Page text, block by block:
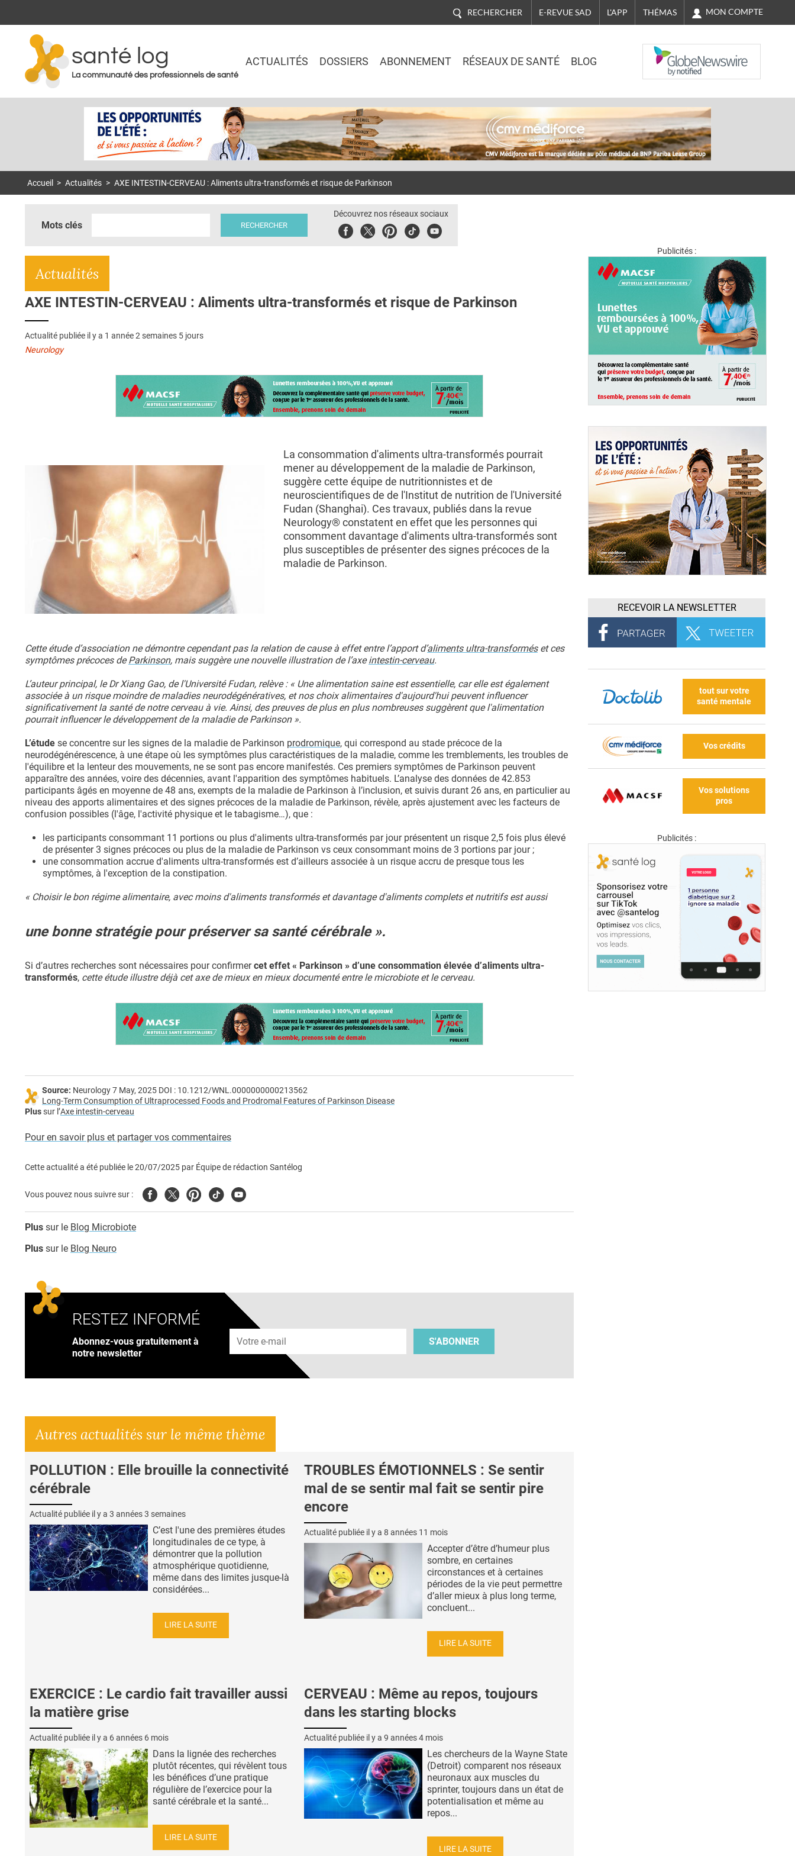
RECHERCHER E-REVUE SAD L'APP THÉMAS MON COMPTE
santé log
La communauté des professionnels de santé
ACTUALITÉS DOSSIERS ABONNEMENT RÉSEAUX DE SANTÉ BLOG
NASDAQ
Accueil > Actualités > AXE INTESTIN-CERVEAU : Aliments ultra-transformés et risque de Parkinson
Mots clés
Découvrez nos réseaux sociaux
FacebookTwitterPinterest
TiktokYoubute
Actualités
AXE INTESTIN-CERVEAU : Aliments ultra-transformés et risque de Parkinson
Actualité publiée il y a 1 année 2 semaines 5 jours
Neurology
La consommation d'aliments ultra-transformés pourrait
mener au développement de la maladie de Parkinson,
suggère cette équipe de nutritionnistes et de
neuroscientifiques de de l'Institut de nutrition de l'Université
Fudan (Shanghai). Ces travaux, publiés dans la revue
Neurology® constatent en effet que les personnes qui
consomment davantage d'aliments ultra-transformés sont
plus susceptibles de présenter des signes précoces de la
maladie de Parkinson.
Cette étude d’association ne démontre cependant pas la relation de cause à effet entre l’apport d’aliments ultra-transforméset ces
symptômes précoces deParkinson, mais suggère une nouvelle illustration de l’axeintestin-cerveau.
L’auteur principal, le Dr Xiang Gao, de l'Université Fudan, relève : « Une alimentation saine est essentielle, car elle est également
associée à un risque moindre de maladies neurodégénératives, et nos choix alimentaires d'aujourd'hui peuvent influencer
significativement la santé de notre cerveau à vie. Ainsi, des preuves de plus en plus nombreuses suggèrent que l'alimentation
pourrait influencer le développement de la maladie de Parkinson ».
L’étude se concentre sur les signes de la maladie de Parkinson prodromique, qui correspond au stade précoce de la
neurodégénérescence, à une étape où les symptômes plus caractéristiques de la maladie, comme les tremblements, les troubles de
l'équilibre et la lenteur des mouvements, ne se sont pas encore manifestés. Ces premiers symptômes de Parkinson peuvent
apparaître des années, voire des décennies, avant l'apparition des symptômes habituels. L’analyse des données de 42.853
participants âgés en moyenne de 48 ans, exempts de la maladie de Parkinson à l’inclusion, et suivis durant 26 ans, en particulier au
niveau des apports alimentaires et des signes précoces de la maladie de Parkinson, révèle, après ajustement avec les facteurs de
confusion possibles (l'âge, l'activité physique et le tabagisme…), que :
les participants consommant 11 portions ou plus d'aliments ultra-transformés par jour présentent un risque 2,5 fois plus élevé
de présenter 3 signes précoces ou plus de la maladie de Parkinson vs ceux consommant moins de 3 portions par jour ;
une consommation accrue d'aliments ultra-transformés est d’ailleurs associée à un risque accru de presque tous les
symptômes, à l'exception de la constipation.
« Choisir le bon régime alimentaire, avec moins d'aliments transformés et davantage d'aliments complets et nutritifs est aussi
une bonne stratégie pour préserver sa santé cérébrale ».
Si d’autres recherches sont nécessaires pour confirmercet effet « Parkinson » d’une consommation élevée d’aliments ultra-
transformés, cette étude illustre déjà cet axe de mieux en mieux documenté entre le microbiote et le cerveau.
Source: Neurology 7 May, 2025 DOI : 10.1212/WNL.0000000000213562
Long-Term Consumption of Ultraprocessed Foods and Prodromal Features of Parkinson Disease
Plussur l’Axe intestin-cerveau
Pour en savoir plus et partager vos commentaires
Cette actualité a été publiée le20/07/2025 par Équipe de rédaction Santélog
Vous pouvez nous suivre sur : FacebookTwitterPinterest
TiktokYoutube
Plus sur le Blog Microbiote
Plus sur le Blog Neuro
RESTEZ INFORMÉ
Abonnez-vous gratuitement à
notre newsletter
Adresse e-mail
S'ABONNER
Autres actualités sur le même thème
POLLUTION : Elle brouille la connectivité
cérébrale
Actualité publiée il y a 3 années 3 semaines
C’est l'une des premières études
longitudinales de ce type, à
démontrer que la pollution
atmosphérique quotidienne,
même dans des limites jusque-là
considérées...
LIRE LA SUITE
TROUBLES ÉMOTIONNELS : Se sentir
mal de se sentir mal fait se sentir pire
encore
Actualité publiée il y a 8 années 11 mois
Accepter d’être d’humeur plus
sombre, en certaines
circonstances et à certaines
périodes de la vie peut permettre
d’aller mieux à plus long terme,
concluent...
LIRE LA SUITE
EXERCICE : Le cardio fait travailler aussi
la matière grise
Actualité publiée il y a 6 années 6 mois
Dans la lignée des recherches
plutôt récentes, qui révèlent tous
les bénéfices d’une pratique
régulière de l’exercice pour la
santé cérébrale et la santé...
LIRE LA SUITE
CERVEAU : Même au repos, toujours
dans les starting blocks
Actualité publiée il y a 9 années 4 mois
Les chercheurs de la Wayne State
(Detroit) comparent nos réseaux
neuronaux aux muscles du
sprinter, toujours dans un état de
potentialisation et même au
repos...
LIRE LA SUITE
Publicités :
RECEVOIR LA NEWSLETTER
tout sur votre
santé mentale
Vos crédits
Vos solutions
pros
Publicités :